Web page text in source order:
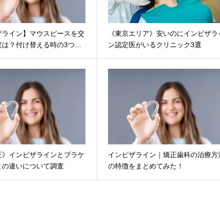
ライン】マウスピースを交
は？付け替える時の3つ…
《東京エリア》安いのにインビザラ
ン認定医がいるクリニック3選
インビザラインとブラケ
違いについて調査
インビザライン｜矯正歯科の治療方
の特徴をまとめてみた！